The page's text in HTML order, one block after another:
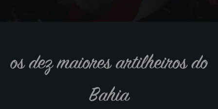
os dez maiores artilheiros do
Bahia